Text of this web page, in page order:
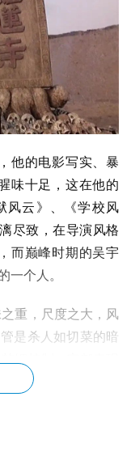
他的电影写实、暴
味十足，这在他的
风云》、《学校风
尽致，在导演风格
而巅峰时期的吴宇
一个人。
重，尺度之大，风
是杀人如切菜的暗
锢控制，它都表现
种程度上，它和次
年《新龙门客